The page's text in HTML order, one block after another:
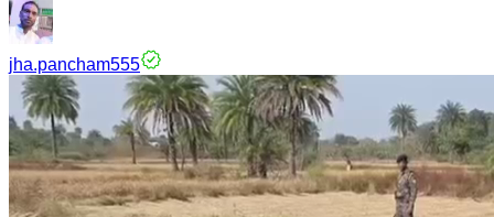
jha.pancham555